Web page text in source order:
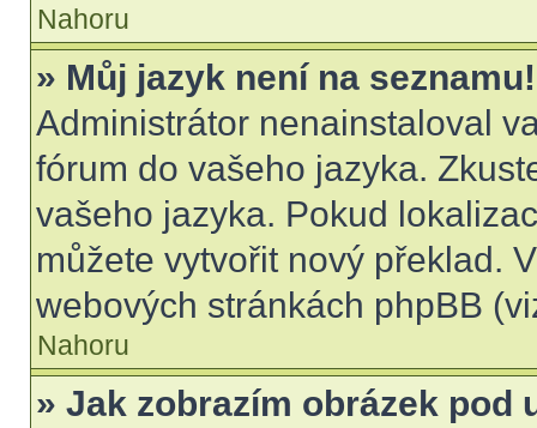
Nahoru
» Můj jazyk není na seznamu!
Administrátor nenainstaloval
fórum do vašeho jazyka.
vašeho jazyka. Pokud
můžete vytvořit nový překlad.
webových stránkách phpBB
Nahoru
» Jak zobrazím obrázek pod